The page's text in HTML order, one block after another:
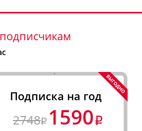
Подписка на год
2748 1590